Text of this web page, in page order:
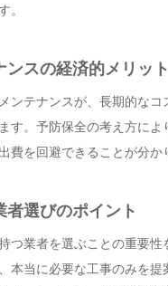
。
ンスの経済的メリット
ンテナンスが、長期的なコ
す。予防保全の考え方によ
費を回避できることが分か
者選びのポイント
つ業者を選ぶことの重要性
本当に必要な工事のみを提